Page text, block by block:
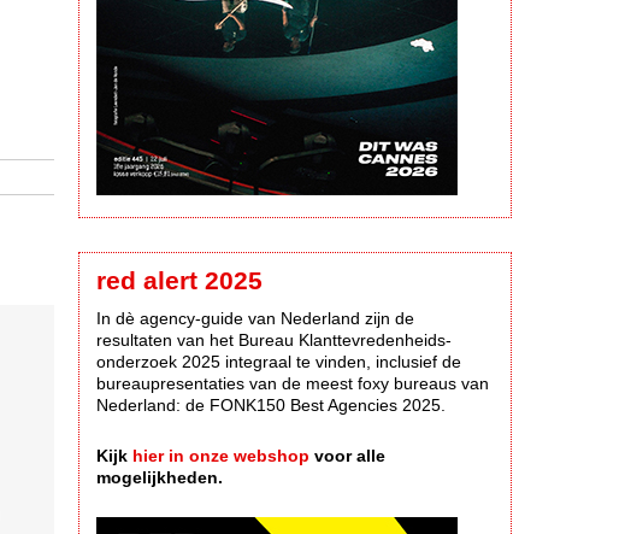
red alert 2025
In dè agency-guide van Nederland zijn de
resultaten van het Bureau Klanttevredenheids-
onderzoek 2025 integraal te vinden, inclusief de
bureaupresentaties van de meest foxy bureaus van
Nederland: de FONK150 Best Agencies 2025.
Kijk hier in onze webshop voor alle
mogelijkheden.